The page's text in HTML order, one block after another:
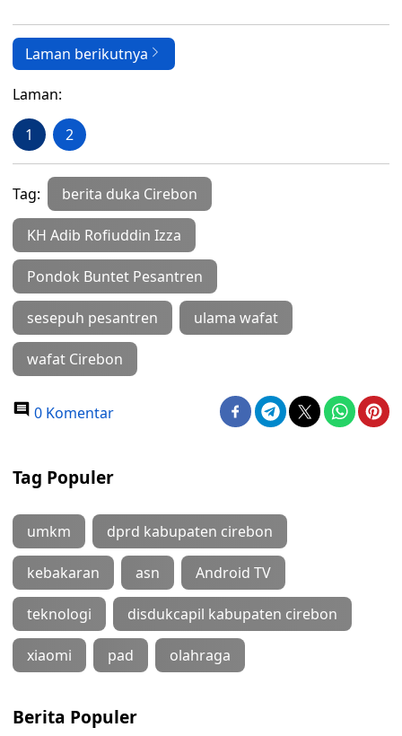
Laman berikutnya
Laman:
1 2
Tag: berita duka Cirebon
KH Adib Rofiuddin Izza
Pondok Buntet Pesantren
sesepuh pesantren ulama wafat
wafat Cirebon
0 Komentar
Tag Populer
umkm dprd kabupaten cirebon
kebakaran asn Android TV
teknologi disdukcapil kabupaten cirebon
xiaomi pad olahraga
Berita Populer